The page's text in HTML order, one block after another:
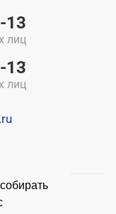
13
лиц
13
лиц